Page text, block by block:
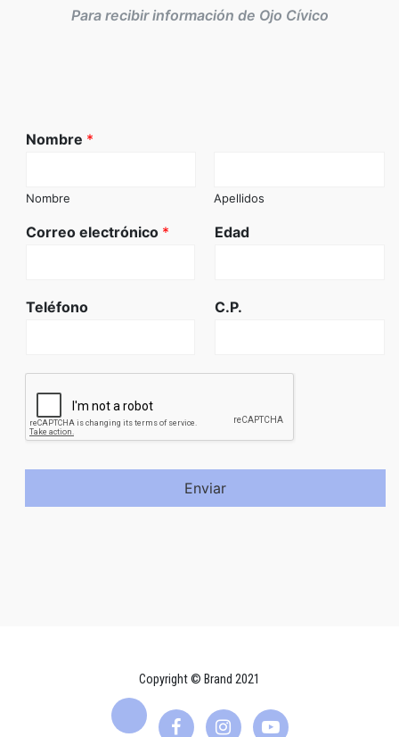
Para recibir información de Ojo Cívico
Nombre *
Nombre Apellidos
Correo electrónico * Edad
Teléfono C.P.
Enviar
Copyright © Brand 2021